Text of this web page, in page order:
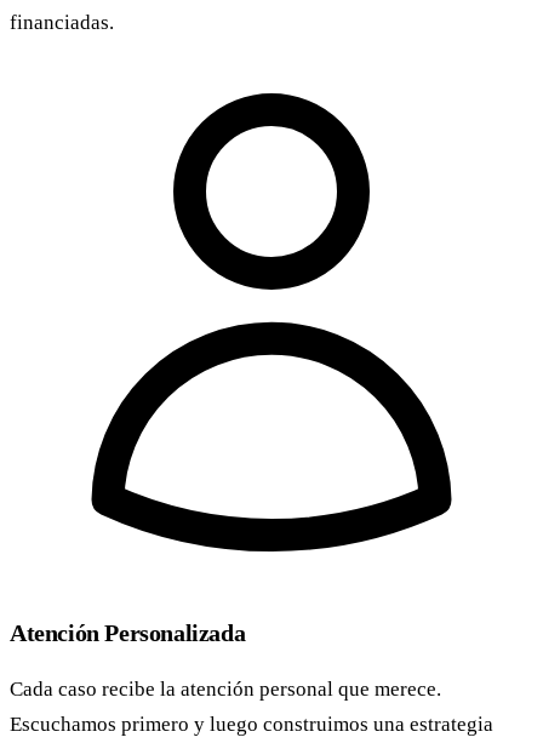
financiadas.
Atención Personalizada
Cada caso recibe la atención personal que merece.
Escuchamos primero y luego construimos una estrategia